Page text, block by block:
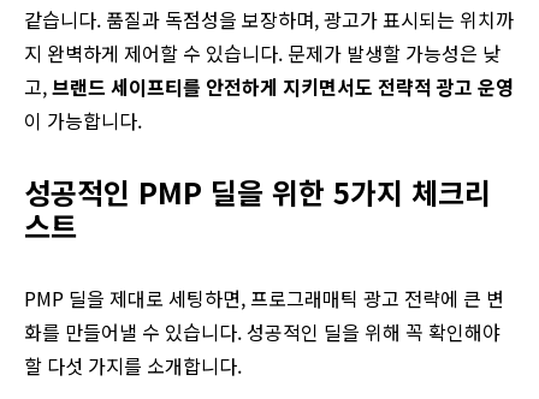
같습니다. 품질과 독점성을 보장하며, 광고가 표시되는 위치까
지 완벽하게 제어할 수 있습니다. 문제가 발생할 가능성은 낮
고,브랜드 세이프티를 안전하게 지키면서도 전략적 광고 운영
이 가능합니다.
성공적인 PMP 딜을 위한 5가지 체크리
스트
PMP 딜을 제대로 세팅하면, 프로그래매틱 광고 전략에 큰 변
화를 만들어낼 수 있습니다. 성공적인 딜을 위해 꼭 확인해야
할 다섯 가지를 소개합니다.